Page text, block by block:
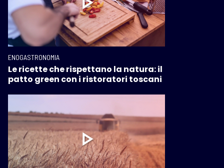
ENOGASTRONOMIA
Le ricette che rispettano la natura: il
patto green con i ristoratori toscani